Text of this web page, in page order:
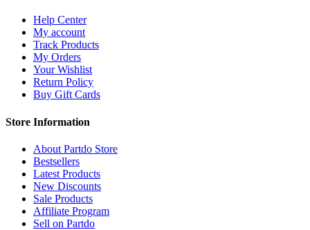
Help Center
My account
Track Products
My Orders
Your Wishlist
Return Policy
Buy Gift Cards
Store Information
About Partdo Store
Bestsellers
Latest Products
New Discounts
Sale Products
Affiliate Program
Sell on Partdo